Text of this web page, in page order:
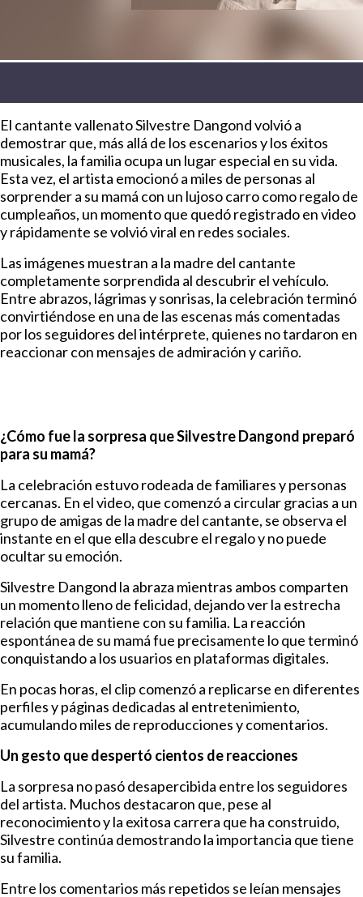
El cantante vallenato Silvestre Dangond volvió a
demostrar que, más allá de los escenarios y los éxitos
musicales, la familia ocupa un lugar especial en su vida.
Esta vez, el artista emocionó a miles de personas al
sorprender a su mamá con un lujoso carro como regalo de
cumpleaños, un momento que quedó registrado en video
y rápidamente se volvió viral en redes sociales.
Las imágenes muestran a la madre del cantante
completamente sorprendida al descubrir el vehículo.
Entre abrazos, lágrimas y sonrisas, la celebración terminó
convirtiéndose en una de las escenas más comentadas
por los seguidores del intérprete, quienes no tardaron en
reaccionar con mensajes de admiración y cariño.
¿Cómo fue la sorpresa que Silvestre Dangond preparó
para su mamá?
La celebración estuvo rodeada de familiares y personas
cercanas. En el video, que comenzó a circular gracias a un
grupo de amigas de la madre del cantante, se observa el
instante en el que ella descubre el regalo y no puede
ocultar su emoción.
Silvestre Dangond la abraza mientras ambos comparten
un momento lleno de felicidad, dejando ver la estrecha
relación que mantiene con su familia. La reacción
espontánea de su mamá fue precisamente lo que terminó
conquistando a los usuarios en plataformas digitales.
En pocas horas, el clip comenzó a replicarse en diferentes
perfiles y páginas dedicadas al entretenimiento,
acumulando miles de reproducciones y comentarios.
Un gesto que despertó cientos de reacciones
La sorpresa no pasó desapercibida entre los seguidores
del artista. Muchos destacaron que, pese al
reconocimiento y la exitosa carrera que ha construido,
Silvestre continúa demostrando la importancia que tiene
su familia.
Entre los comentarios más repetidos se leían mensajes